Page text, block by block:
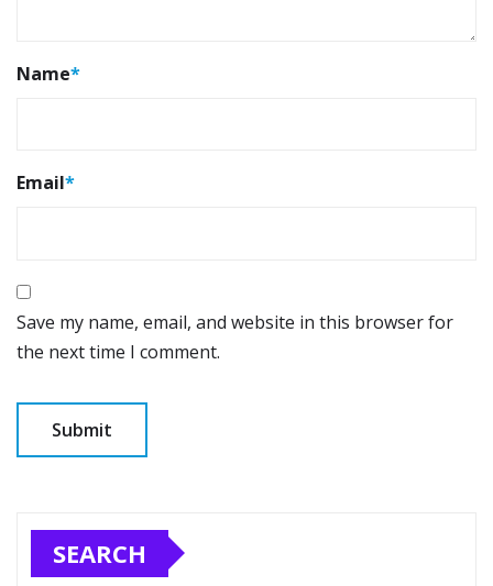
Name*
Email*
Save my name, email, and website in this browser for
the next time I comment.
SEARCH